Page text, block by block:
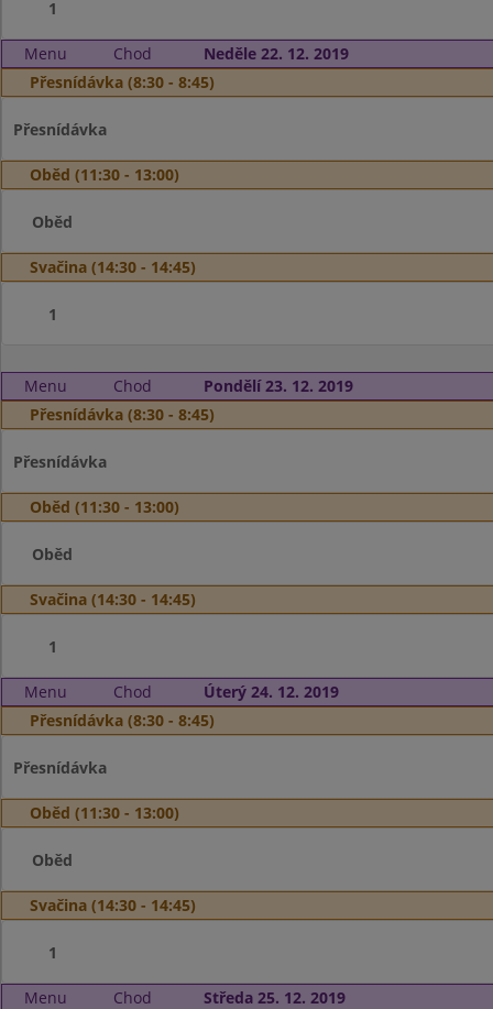
1
Menu Chod
Neděle 22. 12. 2019
Přesnídávka (8:30 - 8:45)
Přesnídávka
Oběd (11:30 - 13:00)
Oběd
Svačina (14:30 - 14:45)
1
Menu Chod
Pondělí 23. 12. 2019
Přesnídávka (8:30 - 8:45)
Přesnídávka
Oběd (11:30 - 13:00)
Oběd
Svačina (14:30 - 14:45)
1
Menu Chod
Úterý 24. 12. 2019
Přesnídávka (8:30 - 8:45)
Přesnídávka
Oběd (11:30 - 13:00)
Oběd
Svačina (14:30 - 14:45)
1
Menu Chod
Středa 25. 12. 2019